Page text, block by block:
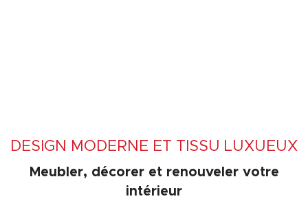
DESIGN MODERNE ET TISSU LUXUEUX
Meubler, décorer et renouveler votre
intérieur